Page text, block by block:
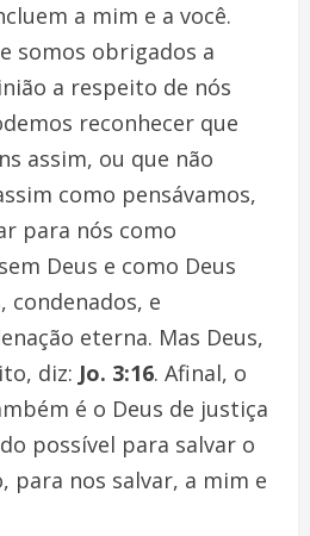
a mim e a você.
somos obrigados a
a respeito de nós
reconhecer que
assim, ou que não
como pensávamos,
para nós como
Deus e como Deus
condenados, e
eterna. Mas Deus,
diz: Jo. 3:16. Afinal, o
é o Deus de justiça
possível para salvar o
para nos salvar, a mim e